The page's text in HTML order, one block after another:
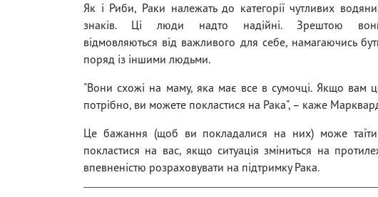
Як і Риби, Раки належать до категорії чутливих
знаків. Ці люди надто надійні. Зрештою
відмовляються від важливого для себе, намагаючись
поряд із іншими людьми.
"Вони схожі на маму, яка має все в сумочці. Якщо вам
потрібно, ви можете покластися на Рака", – каже
Це бажання (щоб ви покладалися на них) може таїти
покластися на вас, якщо ситуація зміниться на
впевненістю розраховувати на підтримку Рака.